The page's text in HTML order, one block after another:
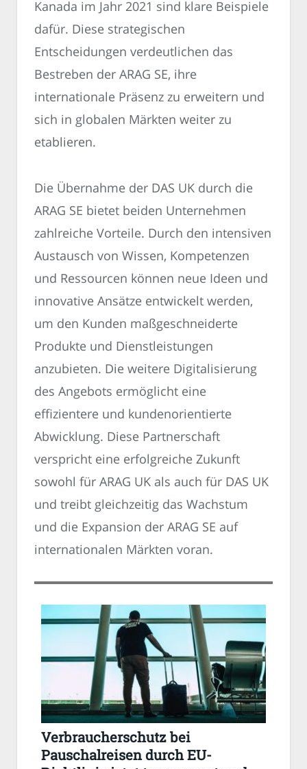
Kanada im Jahr 2021 sind klare Beispiele
dafür. Diese strategischen
Entscheidungen verdeutlichen das
Bestreben der ARAG SE, ihre
internationale Präsenz zu erweitern und
sich in globalen Märkten weiter zu
etablieren.
Die Übernahme der DAS UK durch die
ARAG SE bietet beiden Unternehmen
zahlreiche Vorteile. Durch den intensiven
Austausch von Wissen, Kompetenzen
und Ressourcen können neue Ideen und
innovative Ansätze entwickelt werden,
um den Kunden maßgeschneiderte
Produkte und Dienstleistungen
anzubieten. Die weitere Digitalisierung
des Angebots ermöglicht eine
effizientere und kundenorientierte
Abwicklung. Diese Partnerschaft
verspricht eine erfolgreiche Zukunft
sowohl für ARAG UK als auch für DAS UK
und treibt gleichzeitig das Wachstum
und die Expansion der ARAG SE auf
internationalen Märkten voran.
Verbraucherschutz bei
Pauschalreisen durch EU-